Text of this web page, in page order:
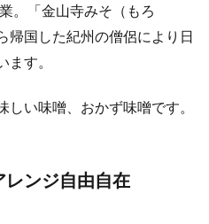
。「金山寺みそ（もろ
帰国した紀州の僧侶により日
す。
い味噌、おかず味噌です。
レンジ自由自在